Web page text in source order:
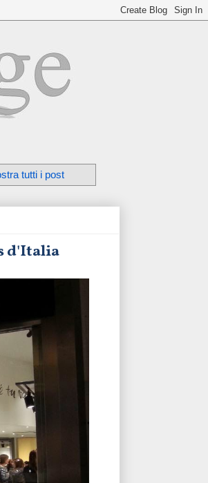
tutti i post
d'Italia